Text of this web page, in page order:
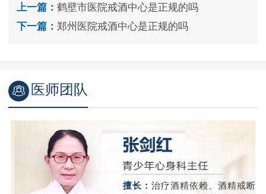
上一篇： 鹤壁市医院戒酒中心是正规的吗
下一篇： 郑州医院戒酒中心是正规的吗
医师团队
擅长： 治疗酒精依赖、酒精戒断